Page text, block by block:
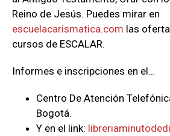
Reino de Jesús. Puedes mirar en
escuelacarismatica.com las
cursos de ESCALAR.
Informes e inscripciones en el…
Centro De Atención
Bogotá.
Y en el link: